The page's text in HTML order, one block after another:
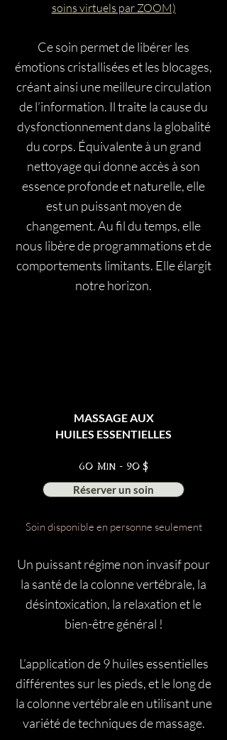
soins virtuels par ZOOM)
Ce soin permet de libérer les
émotions cristallisées et les blocages,
créant ainsi une meilleure circulation
de l’information. Il traite la cause du
dysfonctionnement dans la globalité
du corps. Équivalente à un grand
nettoyage qui donne accès à son
essence profonde et naturelle, elle
est un puissant moyen de
changement. Au fil du temps, elle
nous libère de programmations et de
comportements limitants. Elle élargit
notre horizon.
MASSAGE AUX
HUILES ESSENTIELLES
60 Min - 90 $
Réserver un soin
Soin disponible en personne seulement
Un puissant régime non invasif pour
la santé de la colonne vertébrale, la
désintoxication, la relaxation et le
bien-être général !
L’application de 9 huiles essentielles
différentes sur les pieds, et le long de
la colonne vertébrale en utilisant une
variété de techniques de massage.